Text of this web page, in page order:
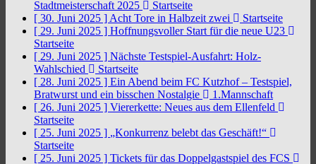
Stadtmeisterschaft 2025
Startseite
[ 30. Juni 2025 ] Acht Tore in Halbzeit zwei
Startseite
[ 29. Juni 2025 ] Hoffnungsvoller Start für die neue U23
Startseite
[ 29. Juni 2025 ] Nächste Testspiel-Ausfahrt: Holz-
Wahlschied
Startseite
[ 28. Juni 2025 ] Ein Abend beim FC Kutzhof – Testspiel,
Bratwurst und ein bisschen Nostalgie
1.Mannschaft
[ 26. Juni 2025 ] Viererkette: Neues aus dem Ellenfeld
Startseite
[ 25. Juni 2025 ] „Konkurrenz belebt das Geschäft!“
Startseite
[ 25. Juni 2025 ] Tickets für das Doppelgastspiel des FCS